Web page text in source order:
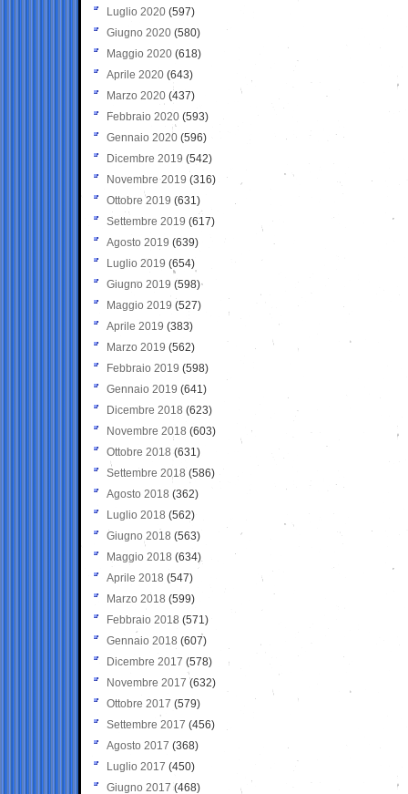
Luglio 2020 (597)
Giugno 2020 (580)
Maggio 2020 (618)
Aprile 2020 (643)
Marzo 2020 (437)
Febbraio 2020 (593)
Gennaio 2020 (596)
Dicembre 2019 (542)
Novembre 2019 (316)
Ottobre 2019 (631)
Settembre 2019 (617)
Agosto 2019 (639)
Luglio 2019 (654)
Giugno 2019 (598)
Maggio 2019 (527)
Aprile 2019 (383)
Marzo 2019 (562)
Febbraio 2019 (598)
Gennaio 2019 (641)
Dicembre 2018 (623)
Novembre 2018 (603)
Ottobre 2018 (631)
Settembre 2018 (586)
Agosto 2018 (362)
Luglio 2018 (562)
Giugno 2018 (563)
Maggio 2018 (634)
Aprile 2018 (547)
Marzo 2018 (599)
Febbraio 2018 (571)
Gennaio 2018 (607)
Dicembre 2017 (578)
Novembre 2017 (632)
Ottobre 2017 (579)
Settembre 2017 (456)
Agosto 2017 (368)
Luglio 2017 (450)
Giugno 2017 (468)